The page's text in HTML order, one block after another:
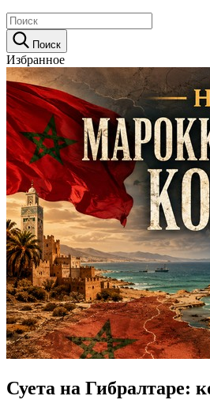
Поиск
Избранное
Суета на Гибралтаре: